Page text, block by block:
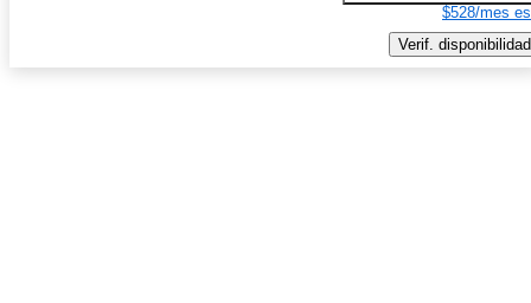
$528/mes
Verif. disponibilidad